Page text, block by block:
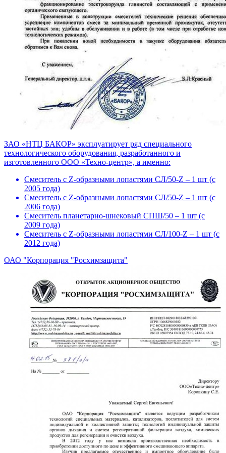
ЗАО «НТЦ БАКОР» эксплуатирует ряд специального
технологического оборудования, разработанного и
изготовленного ООО «Техно-центр», а именно:
Смеситель с Z-образными лопастями СЛ/50-Z – 1 шт (с
2005 года)
Смеситель с Z-образными лопастями СЛ/50-Z – 1 шт (с
2006 года)
Смеситель планетарно-шнековый СПШ/50 – 1 шт (с
2009 года)
Смеситель с Z-образными лопастями СЛ/100-Z – 1 шт (с
2012 года)
ОАО "Корпорация "Росхимзащита"